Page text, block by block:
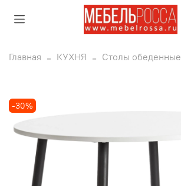
Главная КУХНЯ Столы обеденные
-30%